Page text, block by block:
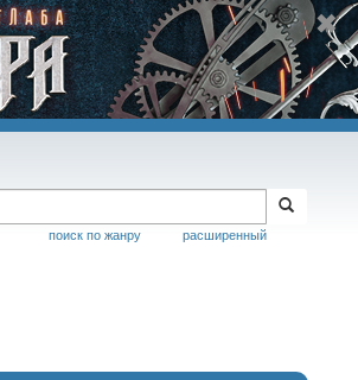
расширенный
поиск по жанру